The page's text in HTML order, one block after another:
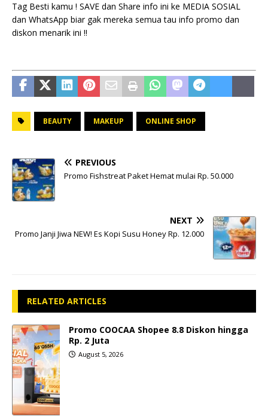
Tag Besti kamu ! SAVE dan Share info ini ke MEDIA SOSIAL
dan WhatsApp biar gak mereka semua tau info promo dan
diskon menarik ini !!
BEAUTY MAKEUP ONLINE SHOP
PREVIOUS
Promo Fishstreat Paket Hemat mulai Rp. 50.000
NEXT
Promo Janji Jiwa NEW! Es Kopi Susu Honey Rp. 12.000
RELATED ARTICLES
Promo COOCAA Shopee 8.8 Diskon hingga
Rp. 2 Juta
August 5, 2026